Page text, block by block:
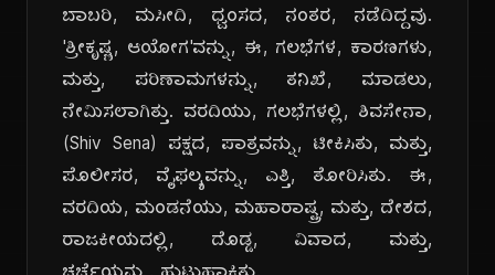
ಬಾಬರಿ, ಮಸೀದಿ, ಧ್ವಂಸದ, ನಂತರ, ನಡೆದಿದ್ದವು.
'ಶ್ರೀಕೃಷ್ಣ, ಆಯೋಗ'ವನ್ನು, ಈ, ಗಲಭೆಗಳ, ಕಾರಣಗಳು,
ಮತ್ತು, ಪರಿಣಾಮಗಳನ್ನು, ತನಿಖೆ, ಮಾಡಲು,
ನೇಮಿಸಲಾಗಿತ್ತು. ವರದಿಯು, ಗಲಭೆಗಳಲ್ಲಿ, ಶಿವಸೇನಾ,
(Shiv Sena) ಪಕ್ಷದ, ಪಾತ್ರವನ್ನು, ಟೀಕಿಸಿತು, ಮತ್ತು,
ಪೊಲೀಸರ, ವೈಫಲ್ಯವನ್ನು, ಎತ್ತಿ, ತೋರಿಸಿತು. ಈ,
ವರದಿಯ, ಮಂಡನೆಯು, ಮಹಾರಾಷ್ಟ್ರ, ಮತ್ತು, ದೇಶದ,
ರಾಜಕೀಯದಲ್ಲಿ, ದೊಡ್ಡ, ವಿವಾದ, ಮತ್ತು,